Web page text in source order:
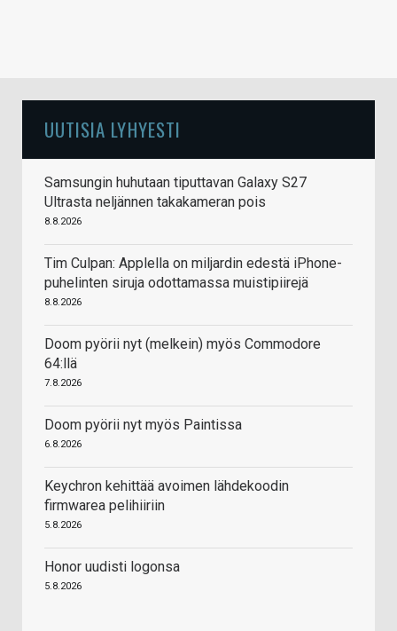
UUTISIA LYHYESTI
Samsungin huhutaan tiputtavan Galaxy S27
Ultrasta neljännen takakameran pois
8.8.2026
Tim Culpan: Applella on miljardin edestä iPhone-
puhelinten siruja odottamassa muistipiirejä
8.8.2026
Doom pyörii nyt (melkein) myös Commodore
64:llä
7.8.2026
Doom pyörii nyt myös Paintissa
6.8.2026
Keychron kehittää avoimen lähdekoodin
firmwarea pelihiiriin
5.8.2026
Honor uudisti logonsa
5.8.2026